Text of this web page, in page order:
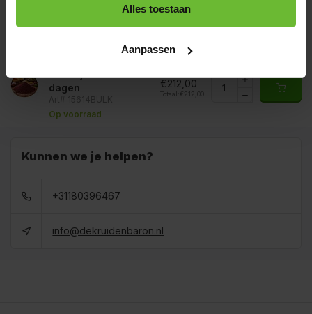
Alles toestaan
Aanpassen
€15,95
Totaal:€15,95
dagen
Art# 15614BULK
Op voorraad
€212,00
Totaal: €212,00
Kunnen we je helpen?
+31180396467
info@dekruidenbaron.nl